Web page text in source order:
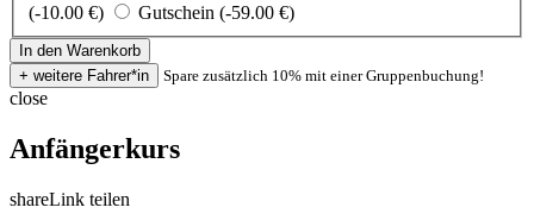
(-10.00 €)
Gutschein (-59.00 €)
Spare zusätzlich 10% mit einer Gruppenbuchung!
close
Anfängerkurs
shareLink teilen